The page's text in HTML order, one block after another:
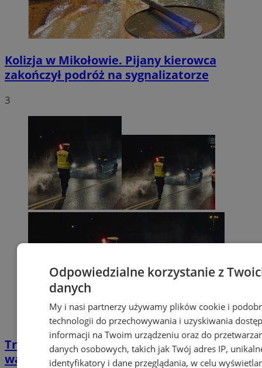
Kolizja w Mikołowie. Pijany kierowca
zakończył podróż na sygnalizatorze
3
Trwa akcja „Trzeźwość” na Śląsku. Policja
walczy z pijanymi kierowcami
Odpowiedzialne korzystanie z
danych
My i nasi partnerzy używamy plików cookie i
technologii do przechowywania i uzyskiwania
informacji na Twoim urządzeniu oraz do
danych osobowych, takich jak Twój adres IP,
identyfikatory i dane przeglądania, w celu